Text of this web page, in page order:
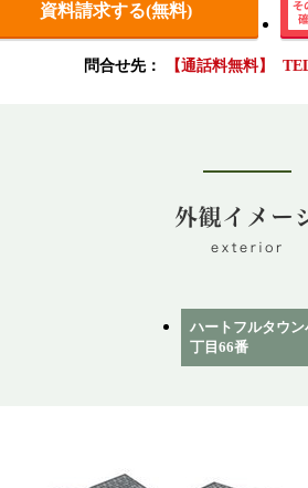
資料請求する(無料)
問合せ先： 【通話料無料】
ハートフルタウン
丁目66番